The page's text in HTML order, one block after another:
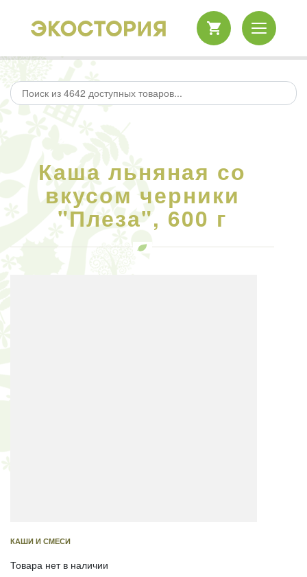
Каша льняная со
вкусом черники
"Плеза", 600 г
КАШИ И СМЕСИ
Товара нет в наличии